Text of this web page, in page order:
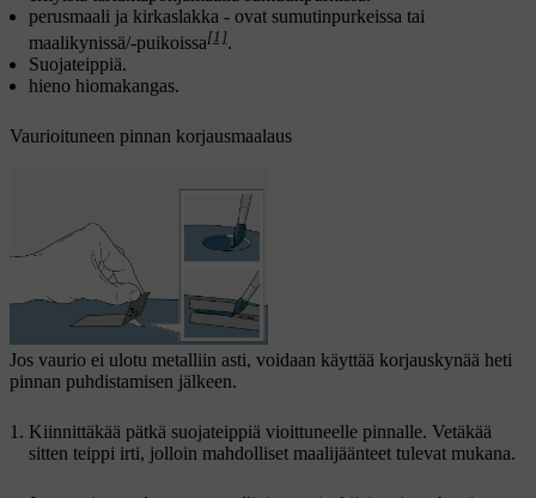
perusmaali ja kirkaslakka - ovat sumutinpurkeissa tai
maalikynissä/-puikoissa[1].
Suojateippiä.
hieno hiomakangas.
Vaurioituneen pinnan korjausmaalaus
Jos vaurio ei ulotu metalliin asti, voidaan käyttää korjauskynää heti
pinnan puhdistamisen jälkeen.
Kiinnittäkää pätkä suojateippiä vioittuneelle pinnalle. Vetäkää
sitten teippi irti, jolloin mahdolliset maalijäänteet tulevat mukana.